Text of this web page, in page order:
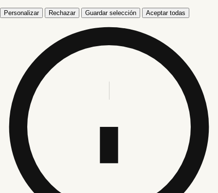
Personalizar Rechazar Guardar selección Aceptar todas